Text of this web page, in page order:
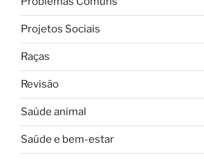
Projetos Sociais
Raças
Revisão
Saúde animal
Saúde e bem-estar